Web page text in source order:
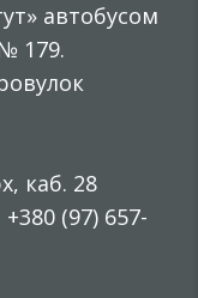
автобусом
179.
каб. 28
(97) 657-